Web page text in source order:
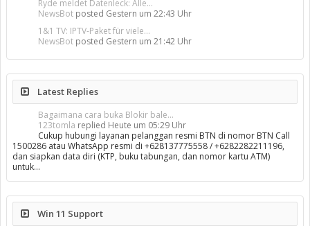
Ryde meldet Datenleck: Alle...
NewsBot posted Gestern um 22:43 Uhr
1&1 TV: IPTV-Paket für viele...
NewsBot posted Gestern um 21:42 Uhr
Latest Replies
Bagaimana cara buka Blokir bale...
123tomla replied Heute um 05:29 Uhr
Cukup hubungi layanan pelanggan resmi BTN di nomor BTN Call
1500286 atau WhatsApp resmi di +628137775558 / +6282282211196,
dan siapkan data diri (KTP, buku tabungan, dan nomor kartu ATM)
untuk…
Win 11 Support